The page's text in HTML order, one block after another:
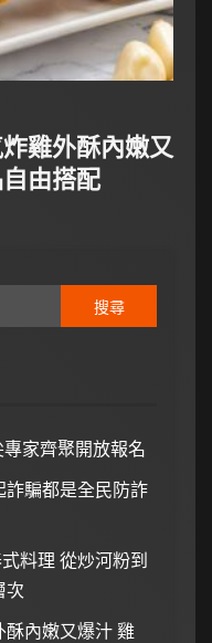
雞外酥內嫩又
由搭配
家齊聚開放報名
詐騙都是全民防詐
料理 從炒河粉到
次
酥內嫩又爆汁 雞